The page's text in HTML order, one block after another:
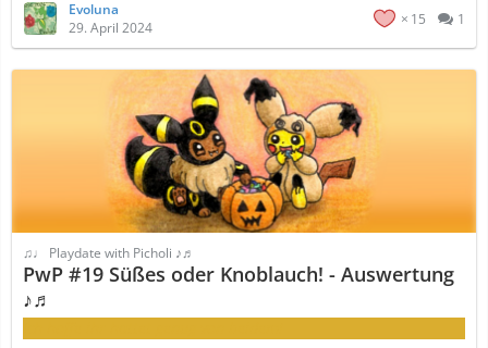
Evoluna
29. April 2024
15 1
♫♩ Playdate with Picholi ♪♬
PwP #19 Süßes oder Knoblauch! - Auswertung
♪♬